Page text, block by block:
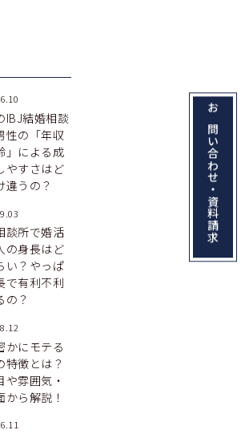
お問い合わせ・資料請求
IBJ結婚相談
性の「年収
」による成
やすさはど
違うの？
談所で婚活
の身長はど
い？やっぱ
で有利不利
の？
かにモテる
特徴とは？
や雰囲気・
から解説！